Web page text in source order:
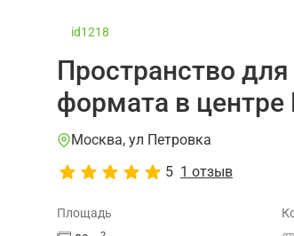
id1218
Пространство
формата в
Москва, ул Петровка
5 1 отзыв
Площадь